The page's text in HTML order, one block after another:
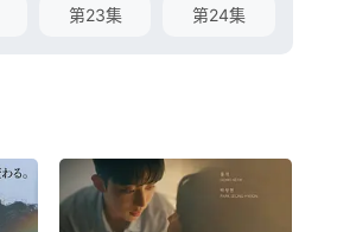
第23集 第24集